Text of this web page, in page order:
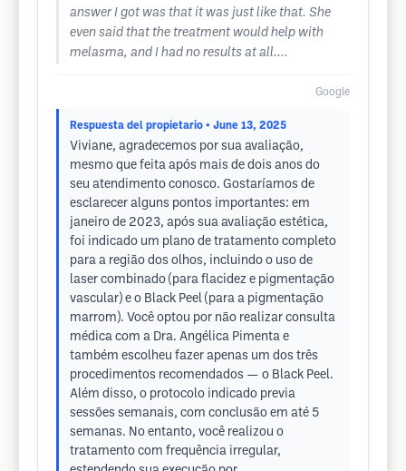
answer I got was that it was just like that. She
even said that the treatment would help with
melasma, and I had no results at all....
Google
Respuesta del propietario • June 13, 2025
Viviane, agradecemos por sua avaliação,
mesmo que feita após mais de dois anos do
seu atendimento conosco. Gostaríamos de
esclarecer alguns pontos importantes: em
janeiro de 2023, após sua avaliação estética,
foi indicado um plano de tratamento completo
para a região dos olhos, incluindo o uso de
laser combinado (para flacidez e pigmentação
vascular) e o Black Peel (para a pigmentação
marrom). Você optou por não realizar consulta
médica com a Dra. Angélica Pimenta e
também escolheu fazer apenas um dos três
procedimentos recomendados — o Black Peel.
Além disso, o protocolo indicado previa
sessões semanais, com conclusão em até 5
semanas. No entanto, você realizou o
tratamento com frequência irregular,